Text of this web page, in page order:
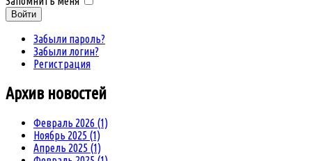
Войти
Забыли пароль?
Забыли логин?
Регистрация
Архив новостей
Февраль 2026 (1)
Ноябрь 2025 (1)
Апрель 2025 (1)